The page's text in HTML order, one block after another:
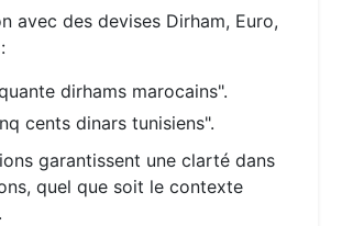
avec des devises Dirham, Euro,
dirhams marocains".
cents dinars tunisiens".
garantissent une clarté dans
quel que soit le contexte